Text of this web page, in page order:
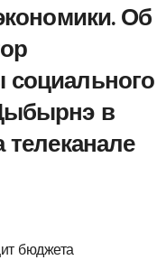
Об
социального
в